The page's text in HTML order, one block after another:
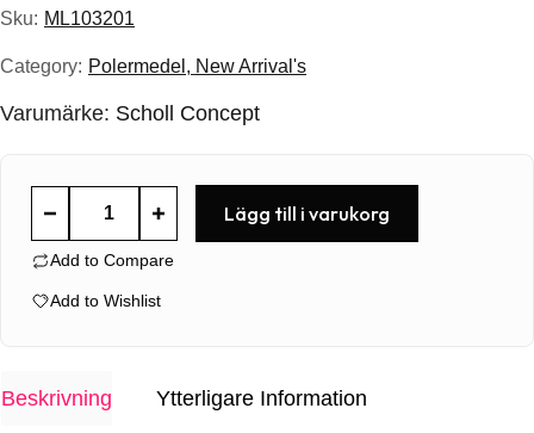
Sku: ML103201
Category: Polermedel , New Arrival's
Varumärke: Scholl Concept
FINISH
1L
Lägg till i varukorg
Add to Compare
Add to Wishlist
Beskrivning Ytterligare Information